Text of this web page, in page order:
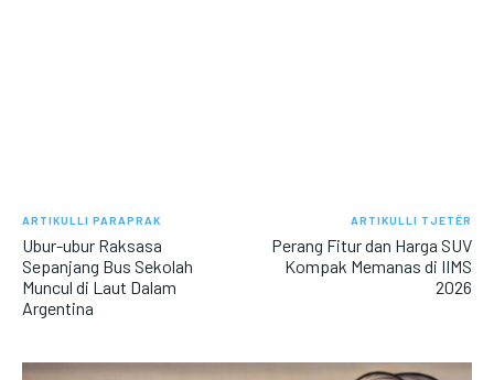
ARTIKULLI PARAPRAK
Ubur-ubur Raksasa
Sepanjang Bus Sekolah
Muncul di Laut Dalam
Argentina
ARTIKULLI TJETËR
Perang Fitur dan Harga SUV
Kompak Memanas di IIMS
2026